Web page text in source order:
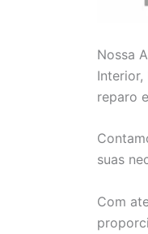
Nossa
reparo
suas
Com